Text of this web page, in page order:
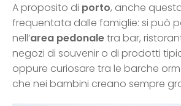
A proposito di porto, anche
frequentata dalle famiglie: si può
nell’area pedonaletra bar,
negozi di souvenir o di prodotti
oppure curiosare tra le barche
che nei bambini creano sempre